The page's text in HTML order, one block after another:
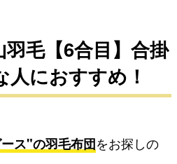
羽毛【6合目】合掛
におすすめ！
ス"の羽毛布団をお探しの